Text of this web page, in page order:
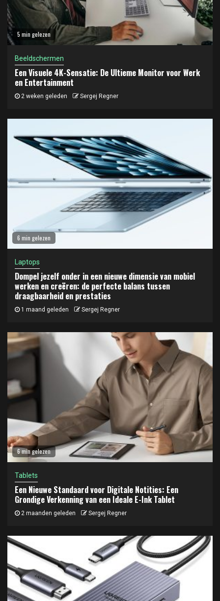
5 min gelezen
Beeldschermen
Een Visuele 4K-Sensatie: De Ultieme Monitor voor Werk
en Entertainment
2 weken geleden Sergej Regner
6 min gelezen
Laptops
Dompel jezelf onder in een nieuwe dimensie van mobiel
werken en creëren: de perfecte balans tussen
draagbaarheid en prestaties
1 maand geleden Sergej Regner
6 min gelezen
Tablets
Een Nieuwe Standaard voor Digitale Notities: Een
Grondige Verkenning van een Ideale E-Ink Tablet
2 maanden geleden Sergej Regner